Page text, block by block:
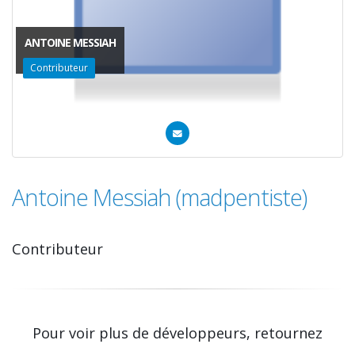
ANTOINE MESSIAH
Contributeur
Antoine Messiah (madpentiste)
Contributeur
Pour voir plus de développeurs, retournez